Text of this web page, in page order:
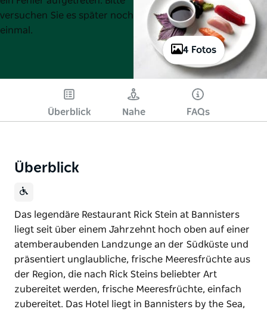
4 Fotos
versuchen Sie es später noch
einmal.
Überblick Nahe FAQs
Überblick
Das legendäre Restaurant Rick Stein at Bannisters
liegt seit über einem Jahrzehnt hoch oben auf einer
atemberaubenden Landzunge an der Südküste und
präsentiert unglaubliche, frische Meeresfrüchte aus
der Region, die nach Rick Steins beliebter Art
zubereitet werden, frische Meeresfrüchte, einfach
zubereitet. Das Hotel liegt in Bannisters by the Sea,